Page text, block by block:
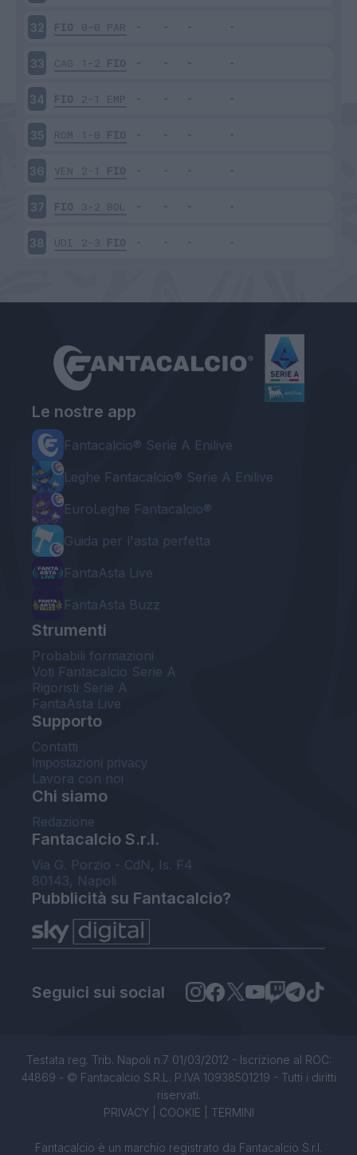
32 FIO 0-0 PAR
33 CAG 1-2 FIO
34 FIO 2-1 EMP
35 ROM 1-0 FIO
36 VEN 2-1 FIO
37 FIO 3-2 BOL
38 UDI 2-3 FIO
Le nostre app
Fantacalcio® Serie A Enilive
Leghe Fantacalcio® Serie A Enilive
EuroLeghe Fantacalcio®
Guida per l'asta perfetta
FantaAsta Live
FantaAsta Buzz
Strumenti
Probabili formazioni
Voti Fantacalcio Serie A
Rigoristi Serie A
FantaAsta Live
Supporto
Contatti
Impostazioni privacy
Lavora con noi
Chi siamo
Redazione
Fantacalcio S.r.l.
Via G. Porzio - CdN, Is. F4
80143, Napoli
Pubblicità su Fantacalcio?
Seguici sui social
Testata reg. Trib. Napoli n.7 01/03/2012 - Iscrizione al ROC:
44869 - © Fantacalcio S.R.L. P.IVA 10938501219 - Tutti i diritti
riservati.
PRIVACY| COOKIE TERMINI
Fantacalcio è un marchio registrato da Fantacalcio S.r.l.